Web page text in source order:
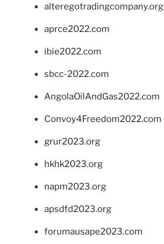
alteregotradingcompany.org
aprce2022.com
ibie2022.com
sbcc-2022.com
AngolaOilAndGas2022.com
Convoy4Freedom2022.com
grur2023.org
hkhk2023.org
napm2023.org
apsdfd2023.org
forumausape2023.com